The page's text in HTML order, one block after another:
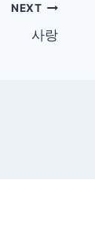
NEXT
사랑